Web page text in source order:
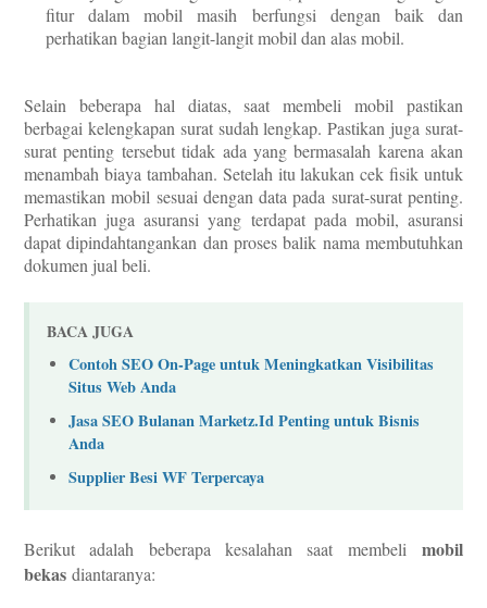
fitur dalam mobil masih berfungsi dengan baik dan
perhatikan bagian langit-langit mobil dan alas mobil.
Selain beberapa hal diatas, saat membeli mobil pastikan
berbagai kelengkapan surat sudah lengkap. Pastikan juga surat-
surat penting tersebut tidak ada yang bermasalah karena akan
menambah biaya tambahan. Setelah itu lakukan cek fisik untuk
memastikan mobil sesuai dengan data pada surat-surat penting.
Perhatikan juga asuransi yang terdapat pada mobil, asuransi
dapat dipindahtangankan dan proses balik nama membutuhkan
dokumen jual beli.
BACA JUGA
Contoh SEO On-Page untuk Meningkatkan Visibilitas
Situs Web Anda
Jasa SEO Bulanan Marketz.Id Penting untuk Bisnis
Anda
Supplier Besi WF Terpercaya
Berikut adalah beberapa kesalahan saat membeli mobil
bekas diantaranya: